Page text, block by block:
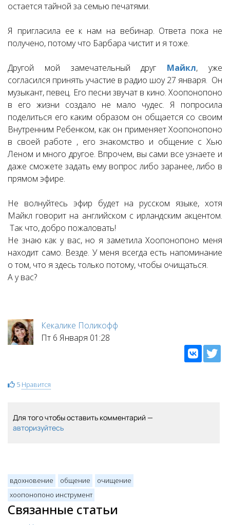
остается тайной за семью печатями.
Я пригласила ее к нам на вебинар. Ответа пока не
получено, потому что Барбара чистит и я тоже.
Другой мой замечательный друг Майкл, уже
согласился принять участие в радио шоу 27 января. Он
музыкант, певец. Его песни звучат в кино. Хоопонопоно
в его жизни создало не мало чудес. Я попросила
поделиться его каким образом он общается со своим
Внутренним Ребенком, как он применяет Хоопонопоно
в своей работе , его знакомство и общение с Хью
Леном и много другое. Впрочем, вы сами все узнаете и
даже сможете задать ему вопрос либо заранее, либо в
прямом эфире.
Не волнуйтесь эфир будет на русском языке, хотя
Майкл говорит на английском с ирландским акцентом.
Так что, добро пожаловать!
Не знаю как у вас, но я заметила Хоопонопоно меня
находит само. Везде. У меня всегда есть напоминание
о том, что я здесь только потому, чтобы очищаться.
А у вас?
Кекалике Поликофф
Пт 6 Января 01:28
5 Нравится
Для того чтобы оставить комментарий —
авторизуйтесь
вдохновение общение
очищение
хоопонопоно инструмент
Связанные статьи